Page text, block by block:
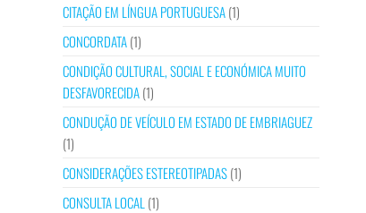
CITAÇÃO EM LÍNGUA PORTUGUESA(1)
CONCORDATA(1)
CONDIÇÃO CULTURAL, SOCIAL E ECONÓMICA MUITO
DESFAVORECIDA(1)
CONDUÇÃO DE VEÍCULO EM ESTADO DE EMBRIAGUEZ
(1)
CONSIDERAÇÕES ESTEREOTIPADAS(1)
CONSULTA LOCAL (1)